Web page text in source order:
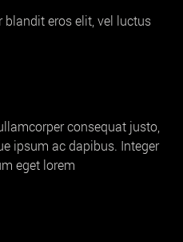
eros elit, vel luctus
consequat justo,
ipsum ac dapibus. Integer
eget lorem